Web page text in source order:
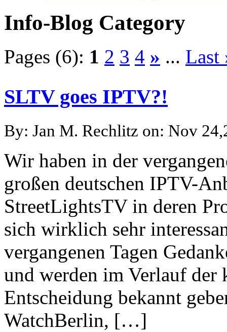
Info-Blog Category
Pages (6): 1 2 3 4 » ... Last
SLTV goes IPTV?!
By: Jan M. Rechlitz on: Nov
Wir haben in der
großen deutschen IPTV-
StreetLightsTV in deren
sich wirklich sehr
vergangenen Tagen
und werden im Verlauf der
Entscheidung bekannt
WatchBerlin, […]